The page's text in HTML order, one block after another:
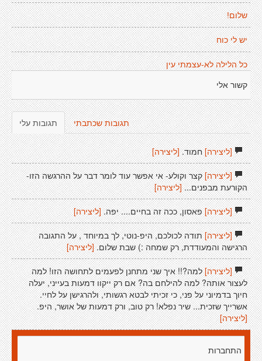
שלום!
יש לי כוח
כל הלילה לא-עצמתי עין
קשור אלי
תגובות עלי תגובות שכתבתי
[ליצירה]חמוד. [ליצירה]
[ליצירה]קצר וקולע- אי אפשר עוד לומר דבר על ההרגשה הזו-
הקורעת מבפנים... [ליצירה]
[ליצירה]פאסון, ככה זה בחיים.... יפה. [ליצירה]
[ליצירה]תודה לכולכם, היפ-נוטי, לך במיוחד , על התגובה
הרגישה והמעודדת, רק שמחה :) שבת שלום. [ליצירה]
[ליצירה]למה?!! איך שני מתחנן לפעמים לתחושה הזו! למה
לעצור אותה? למה להילחם בה? אם רק ייקוו דמעות בעייני, יעלה
חיוך בדמיוני על פני, כי זכיתי לבטא רגשותי, ולהרגישן על לחיי.
אשרייך שזכית... שיר נפלא! רק טוב, ורק דמעות של אושר, היפ.
[ליצירה]
התחברות